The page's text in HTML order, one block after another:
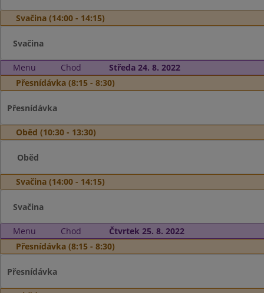
Svačina (14:00 - 14:15)
Svačina
Menu Chod
Středa 24. 8. 2022
Přesnídávka (8:15 - 8:30)
Přesnídávka
Oběd (10:30 - 13:30)
Oběd
Svačina (14:00 - 14:15)
Svačina
Menu Chod
Čtvrtek 25. 8. 2022
Přesnídávka (8:15 - 8:30)
Přesnídávka